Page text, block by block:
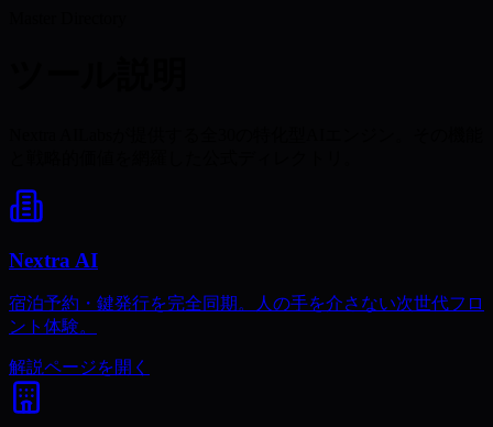
Nextra AI
宿泊予約・鍵発行を完全同期。人の手を介さない次世代フロ
ント体験。
解説ページを開く